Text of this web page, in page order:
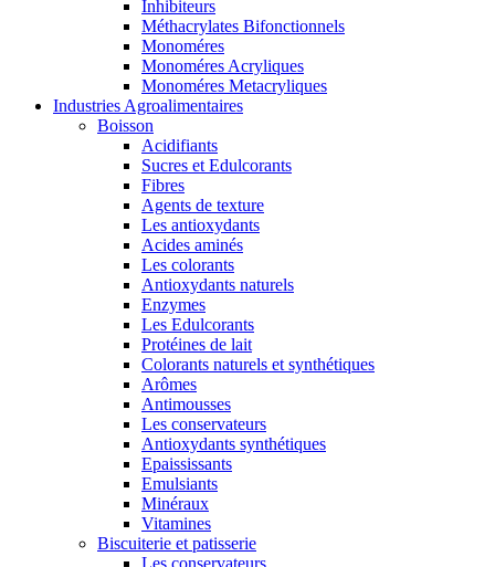
Inhibiteurs
Méthacrylates Bifonctionnels
Monoméres
Monoméres Acryliques
Monoméres Metacryliques
Industries Agroalimentaires
Boisson
Acidifiants
Sucres et Edulcorants
Fibres
Agents de texture
Les antioxydants
Acides aminés
Les colorants
Antioxydants naturels
Enzymes
Les Edulcorants
Protéines de lait
Colorants naturels et synthétiques
Arômes
Antimousses
Les conservateurs
Antioxydants synthétiques
Epaississants
Emulsiants
Minéraux
Vitamines
Biscuiterie et patisserie
Les conservateurs